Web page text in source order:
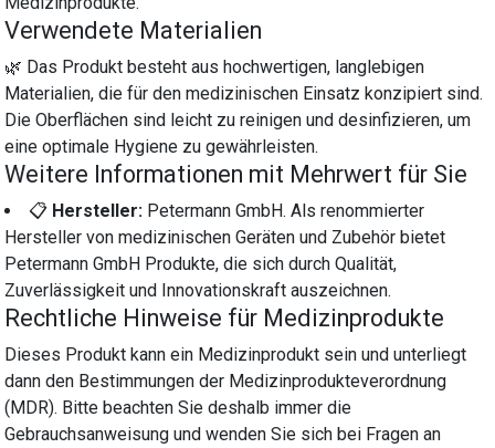
Verwendete Materialien
🌿 Das Produkt besteht aus hochwertigen, langlebigen
Materialien, die für den medizinischen Einsatz konzipiert sind.
Die Oberflächen sind leicht zu reinigen und desinfizieren, um
eine optimale Hygiene zu gewährleisten.
Weitere Informationen mit Mehrwert für Sie
📋 Hersteller: Petermann GmbH. Als renommierter
Hersteller von medizinischen Geräten und Zubehör bietet
Petermann GmbH Produkte, die sich durch Qualität,
Zuverlässigkeit und Innovationskraft auszeichnen.
Rechtliche Hinweise für Medizinprodukte
Dieses Produkt kann ein Medizinprodukt sein und unterliegt
dann den Bestimmungen der Medizinprodukteverordnung
(MDR). Bitte beachten Sie deshalb immer die
Gebrauchsanweisung und wenden Sie sich bei Fragen an